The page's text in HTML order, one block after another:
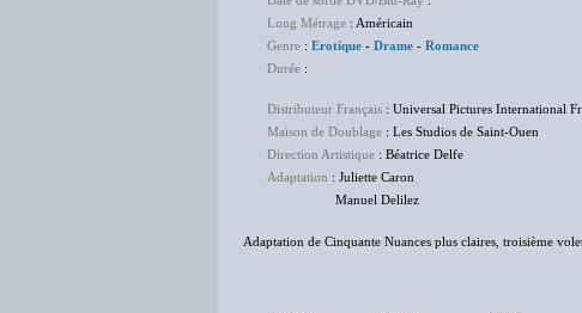
Long Métrage : Américain
Genre : Erotique - Drame - Romance
Durée :
Distributeur Français : Universal Pictures International
Maison de Doublage : Les Studios de Saint-Ouen
Direction Artistique : Béatrice Delfe
Adaptation : Juliette Caron
Manuel Delilez
Adaptation de Cinquante Nuances plus claires, troisième